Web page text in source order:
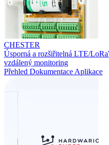
CHESTER
Úsporná a rozšiřitelná LTE/
vzdálený monitoring
Přehled Dokumentace Aplikace